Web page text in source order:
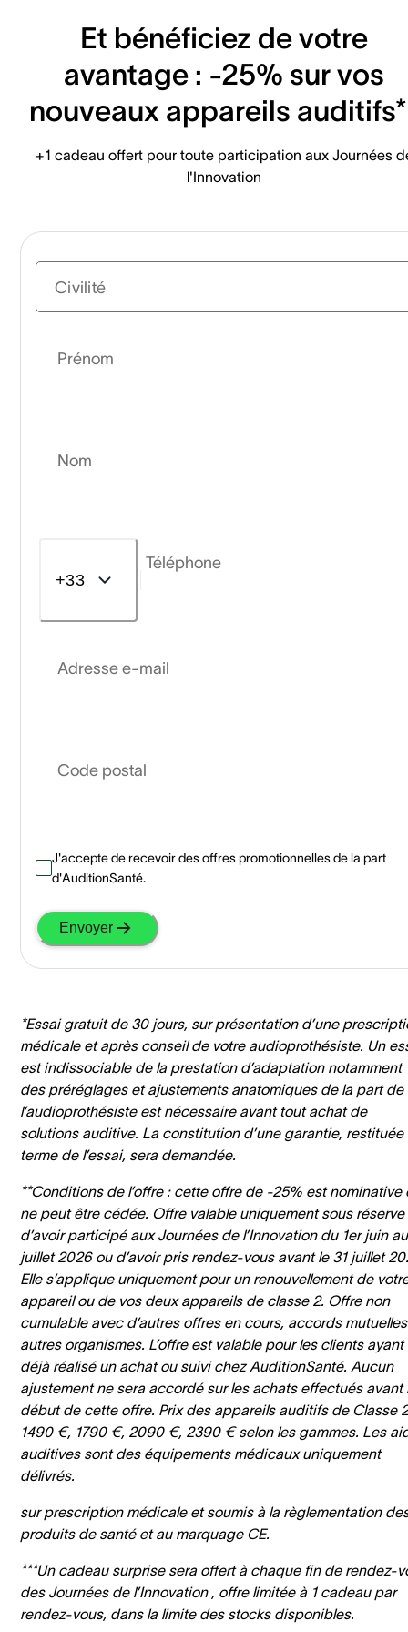
Et bénéficiez de votre
avantage : -25% sur vos
nouveaux appareils
+1 cadeau offert pour toute participation aux Journées
l'Innovation
Civilité
Prénom
Nom
+33
Téléphone
Adresse e-mail
Code postal
J'accepte de recevoir des offres promotionnelles de la part
d'AuditionSanté.
Envoyer
*Essai gratuit de 30 jours, sur présentation d’une
médicale et après conseil de votre audioprothésiste. Un
est indissociable de la prestation d’adaptation notamment
des préréglages et ajustements anatomiques de la part de
l’audioprothésiste est nécessaire avant tout achat de
solutions auditive. La constitution d’une garantie, restituée
terme de l’essai, sera demandée.
**Conditions de l’offre : cette offre de -25% est nominative
ne peut être cédée. Offre valable uniquement sous réserve
d’avoir participé aux Journées de l’Innovation du 1er juin
juillet 2026 ou d’avoir pris rendez-vous avant le 31 juillet
Elle s’applique uniquement pour un renouvellement de
appareil ou de vos deux appareils de classe 2. Offre non
cumulable avec d’autres offres en cours, accords
autres organismes. L’offre est valable pour les clients ayant
déjà réalisé un achat ou suivi chez AuditionSanté. Aucun
ajustement ne sera accordé sur les achats effectués avant
début de cette offre. Prix des appareils auditifs de Classe
1490 €, 1790 €, 2090 €, 2390 € selon les gammes. Les
auditives sont des équipements médicaux uniquement
délivrés.
sur prescription médicale et soumis à la règlementation
produits de santé et au marquage CE.
***Un cadeau surprise sera offert à chaque fin de rendez-
des Journées de l’Innovation , offre limitée à 1 cadeau par
rendez-vous, dans la limite des stocks disponibles.